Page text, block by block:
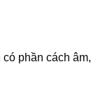
phần cách